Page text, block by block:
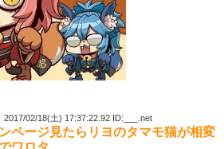
2017/02/18(土) 17:37:22.92 ID:___.net
ページ見たらリヨのタマモ猫が相変